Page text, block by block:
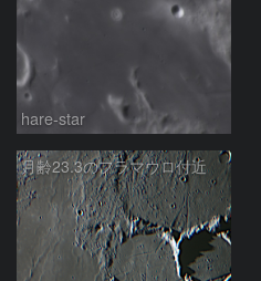
hare-star
月齢23.3のフラマウロ付近